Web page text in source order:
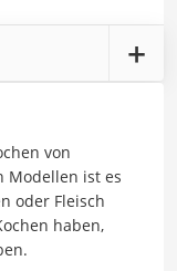
von
Modellen ist es
oder Fleisch
haben,